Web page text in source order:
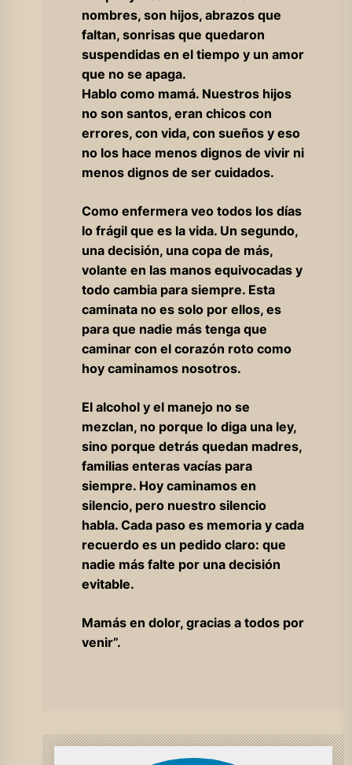
nombres, son hijos, abrazos que
faltan, sonrisas que quedaron
suspendidas en el tiempo y un amor
que no se apaga.
Hablo como mamá. Nuestros hijos
no son santos, eran chicos con
errores, con vida, con sueños y eso
no los hace menos dignos de vivir ni
menos dignos de ser cuidados.
Como enfermera veo todos los días
lo frágil que es la vida. Un segundo,
una decisión, una copa de más,
volante en las manos equivocadas y
todo cambia para siempre. Esta
caminata no es solo por ellos, es
para que nadie más tenga que
caminar con el corazón roto como
hoy caminamos nosotros.
El alcohol y el manejo no se
mezclan, no porque lo diga una ley,
sino porque detrás quedan madres,
familias enteras vacías para
siempre. Hoy caminamos en
silencio, pero nuestro silencio
habla. Cada paso es memoria y cada
recuerdo es un pedido claro: que
nadie más falte por una decisión
evitable.
Mamás en dolor, gracias a todos por
venir”.